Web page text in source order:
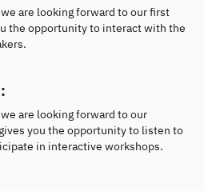
are looking forward to our first
the opportunity to interact with the
are looking forward to our
you the opportunity to listen to
in interactive workshops.